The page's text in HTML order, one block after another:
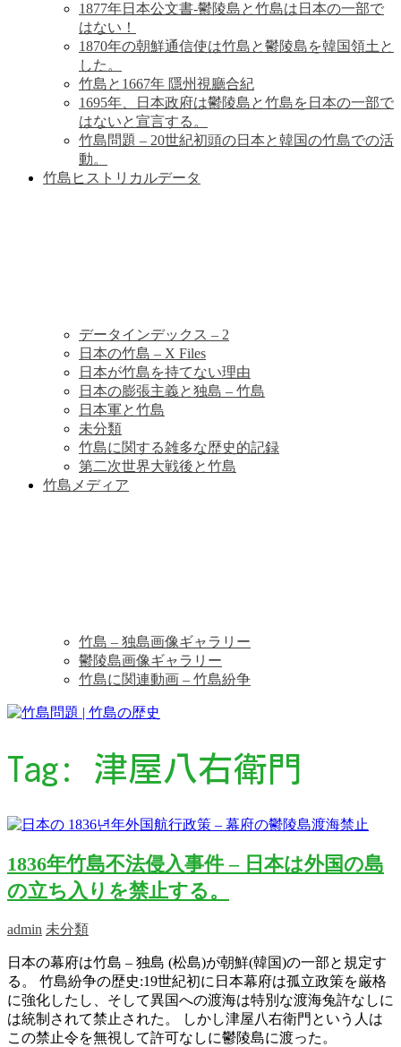
1877年日本公文書-鬱陵島と竹島は日本の一部で
はない！
1870年の朝鮮通信使は竹島と鬱陵島を韓国領土と
した。
竹島と1667年 隱州視廳合紀
1695年、日本政府は鬱陵島と竹島を日本の一部で
はないと宣言する。
竹島問題 – 20世紀初頭の日本と韓国の竹島での活
動。
竹島ヒストリカルデータ
データインデックス – 2
日本の竹島 – X Files
日本が竹島を持てない理由
日本の膨張主義と独島 – 竹島
日本軍と竹島
未分類
竹島に関する雑多な歴史的記録
第二次世界大戦後と竹島
竹島メディア
竹島 – 独島画像ギャラリー
鬱陵島画像ギャラリー
竹島に関連動画 – 竹島紛争
Tag: 津屋八右衛門
1836年竹島不法侵入事件 – 日本は外国の島
の立ち入りを禁止する。
admin 未分類
日本の幕府は竹島 – 独島 (松島)が朝鮮(韓国)の一部と規定す
る。 竹島紛争の歴史:19世紀初に日本幕府は孤立政策を厳格
に強化したし、そして異国への渡海は特別な渡海兔許なしに
は統制されて禁止された。 しかし津屋八右衛門という人は
この禁止令を無視して許可なしに鬱陵島に渡った。